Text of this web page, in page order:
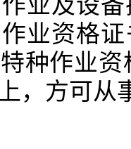
业资格
种作业
，方可从